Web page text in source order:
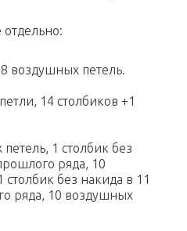
воздушных петель.
14 столбиков +1
1 столбик без
ряда, 10
без накида в 11
ряда, 10 воздушных